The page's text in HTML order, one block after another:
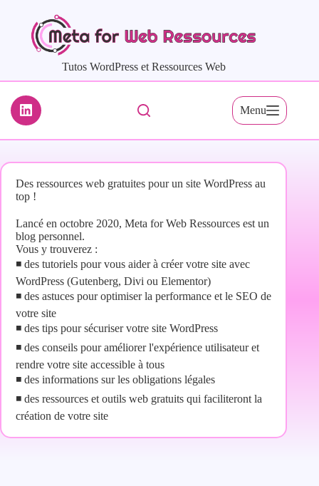
contenu
Tutos WordPress et Ressources Web
Menu
Des ressources web gratuites pour un site WordPress au
top !
Lancé en octobre 2020, Meta for Web Ressources est un
blog personnel.
Vous y trouverez :
◾ des tutoriels pour vous aider à créer votre site avec
WordPress (Gutenberg, Divi ou Elementor)
◾ des astuces pour optimiser la performance et le SEO de
votre site
◾ des tips pour sécuriser votre site WordPress
◾ des conseils pour améliorer l'expérience utilisateur et
rendre votre site accessible à tous
◾ des informations sur les obligations légales
◾ des ressources et outils web gratuits qui faciliteront la
création de votre site